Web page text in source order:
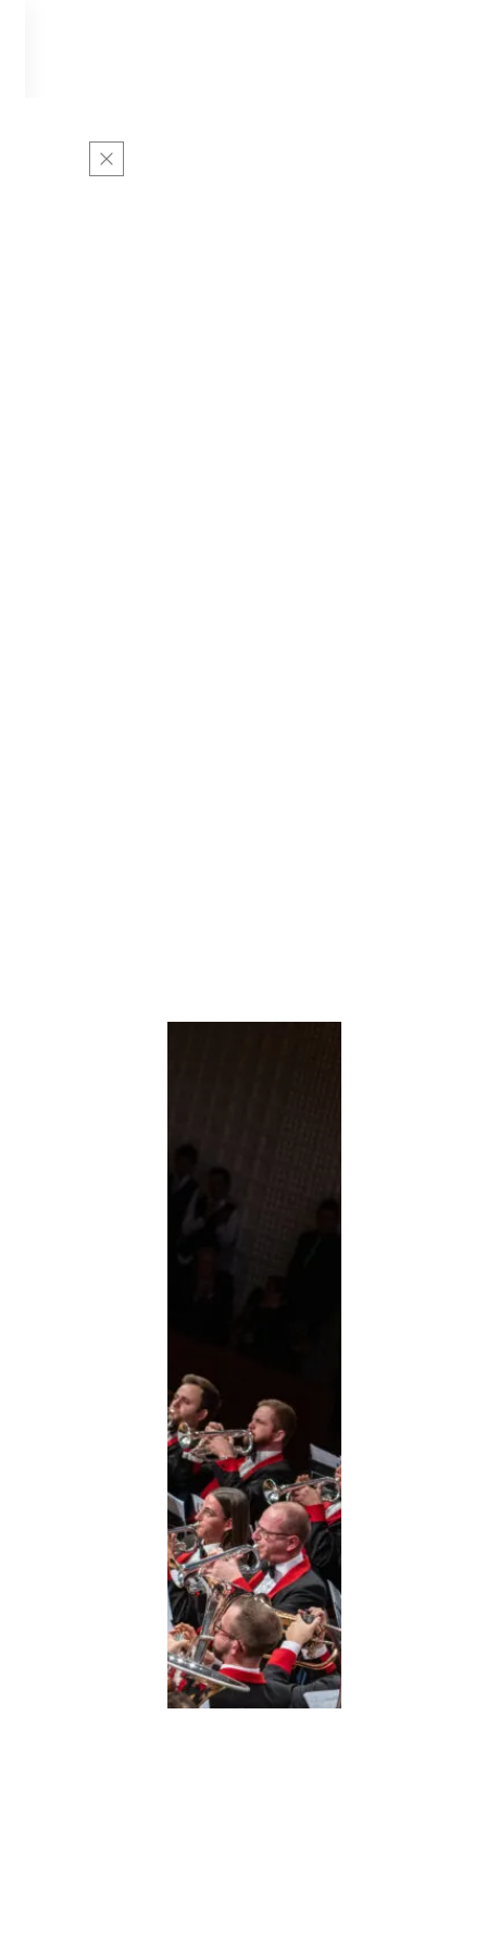
verteidigt und
in diesem Jahr
Bürgermusik
2024.
Brassband
SBBW 2023
wie hoch
Präsidentin
und
Darbietungen
mit seiner
des
Jahr der
bedankt sich